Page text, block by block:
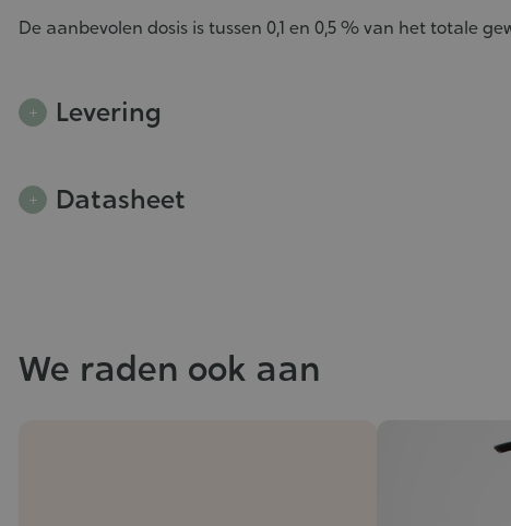
De aanbevolen dosis is tussen 0,1 en 0,5 % van het totale
Levering
Datasheet
We raden ook aan